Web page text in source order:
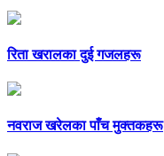
रिता खरालका दुई गजलहरू
नवराज खरेलका पाँच मुक्तकहरू